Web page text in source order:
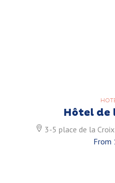
Hôtel de
3-5 place de la
From